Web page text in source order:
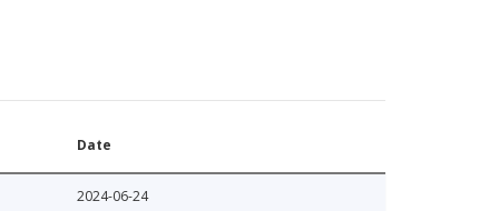
Date
2024-06-24